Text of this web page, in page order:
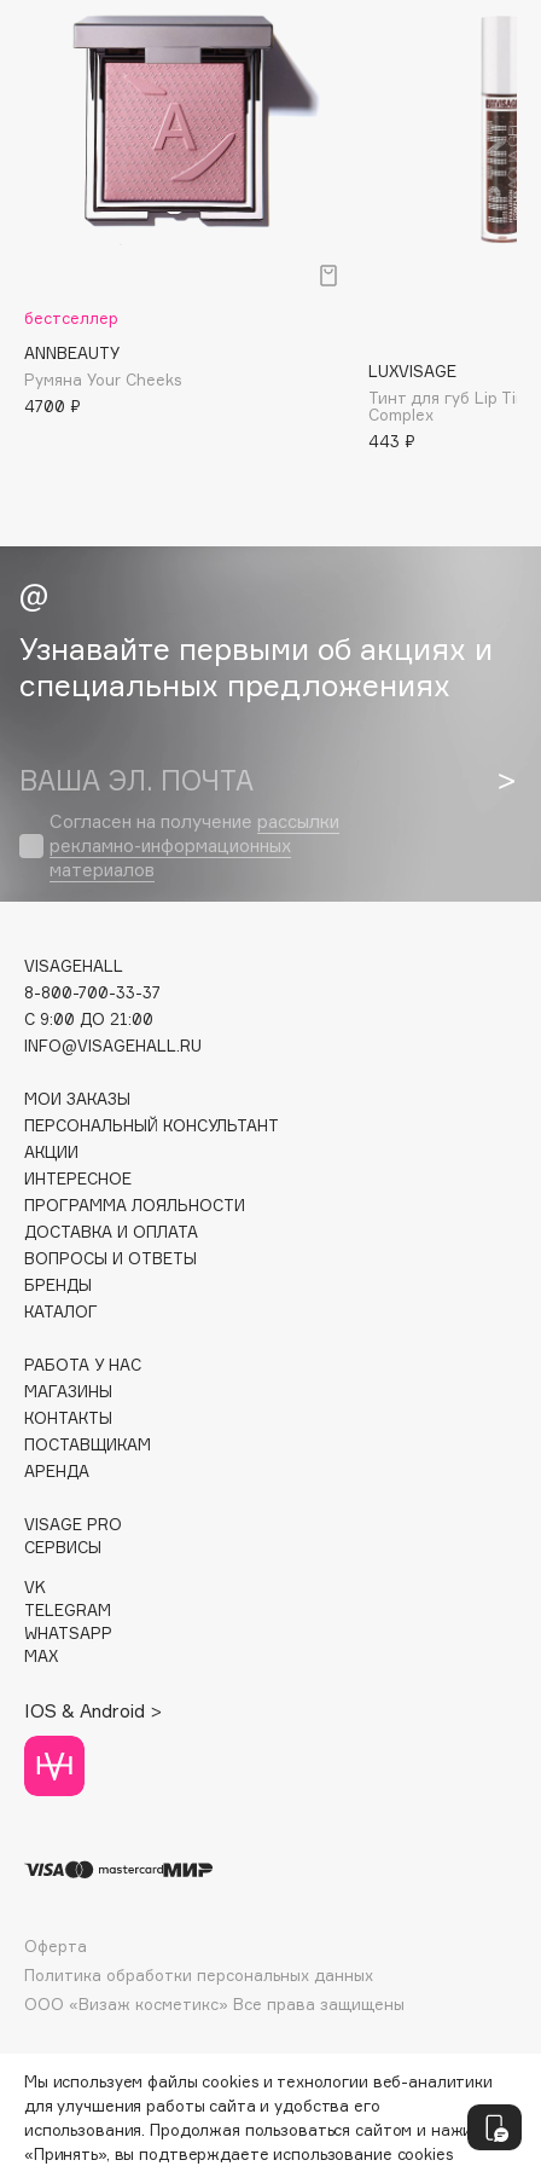
Boadicea The Victorious
Bobbi Brown
Brunello Cucinelli
Bvlgari
by TERRY
BY WISHTREND
Cadence
Carbon Theory
Carmex
Celimax
Cettua
Chupa Chups
Clarins Precious
Clinique
Clive Christian
Collagenina
Consly
Corimo
CosRX
Cottolina
Crescina
D
d'Alba
DARLING*
Davines
Deonica
Dior
Divage
Dolce & Gabbana
DP Daily Perfection
Dr.Althea
Dr.Ceuracle
Dr.Jart+
Dyson
бестселлер
ANNBEAUTY
Румяна Your Cheeks
4700 ₽
LUXVISAGE
Тинт для губ Lip Tint
Complex
443 ₽
Узнавайте первыми об акциях и
специальных предложениях
ВАША ЭЛ. ПОЧТА
Согласен на получение рассылки
рекламно-информационных
материалов
VISAGEHALL
8-800-700-33-37
C 9:00 ДО 21:00
INFO@VISAGEHALL.RU
МОИ ЗАКАЗЫ
ПЕРСОНАЛЬНЫЙ КОНСУЛЬТАНТ
АКЦИИ
ИНТЕРЕСНОЕ
ПРОГРАММА ЛОЯЛЬНОСТИ
ДОСТАВКА И ОПЛАТА
ВОПРОСЫ И ОТВЕТЫ
БРЕНДЫ
КАТАЛОГ
РАБОТА У НАС
МАГАЗИНЫ
КОНТАКТЫ
ПОСТАВЩИКАМ
АРЕНДА
VISAGE PRO
СЕРВИСЫ
VK
TELEGRAM
WHATSAPP
MAX
IOS & Android >
ООО «Визаж косметикс» Все права защищены
Оферта
Политика обработки персональных данных
Мы используем файлы cookies и технологии веб-аналитики
для улучшения работы сайта и удобства его
использования. Продолжая пользоваться сайтом и нажимая
«Принять», вы подтверждаете использование cookies